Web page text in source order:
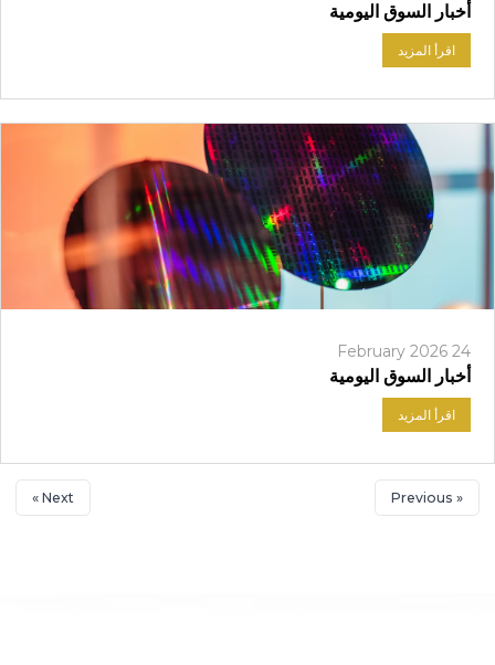
أخبار السوق اليومية
اقرأ المزيد
24 February 2026
أخبار السوق اليومية
اقرأ المزيد
« Previous
Next »